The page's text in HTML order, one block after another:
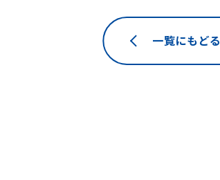
一覧にもどる